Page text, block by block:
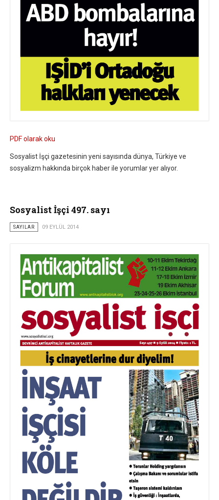
PDF olarak oku
Sosyalist İşçi gazetesinin yeni sayısında dünya, Türkiye ve
sosyalizm hakkında birçok haber ile yorumlar yer alıyor.
Sosyalist İşçi 497. sayı
SAYILAR 09 EYLÜL 2014